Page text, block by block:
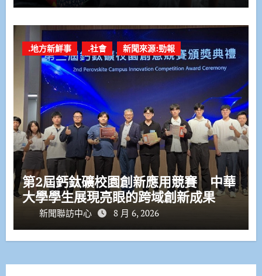
.地方新鮮事 .社會 新聞來源:勁報
第2屆鈣鈦礦校園創新應用競賽 中華
大學學生展現亮眼的跨域創新成果
新聞聯訪中心 8 月 6, 2026